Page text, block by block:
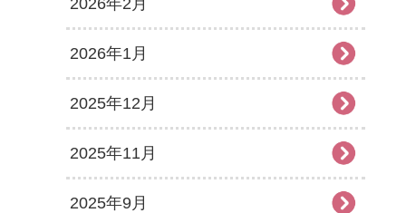
2026年1月
2025年12月
2025年11月
2025年9月